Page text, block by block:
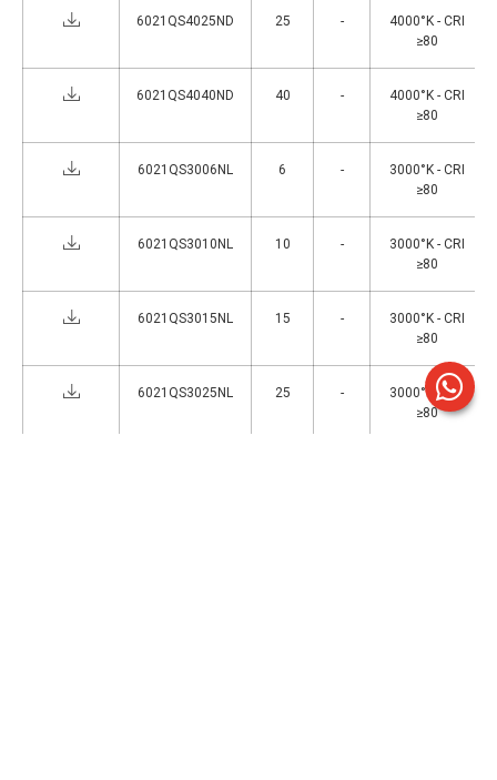
6021QS4025ND 25 -
4000°K - CRI
≥80
6021QS4040ND 40 -
4000°K - CRI
≥80
6021QS3006NL 6 -
3000°K - CRI
≥80
6021QS3010NL 10 -
3000°K - CRI
≥80
6021QS3015NL 15 -
3000°K - CRI
≥80
6021QS3025NL 25 -
3000°K - CRI
≥80